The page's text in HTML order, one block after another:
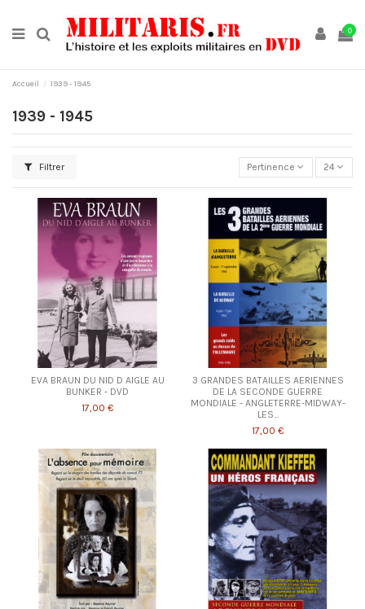
0
Accueil 1939 - 1945
1939 - 1945
Filtrer Pertinence 24
EVA BRAUN DU NID D AIGLE AU
BUNKER - DVD
17,00 €
3 GRANDES BATAILLES AERIENNES
DE LA SECONDE GUERRE
MONDIALE - ANGLETERRE-MIDWAY-
LES...
17,00 €